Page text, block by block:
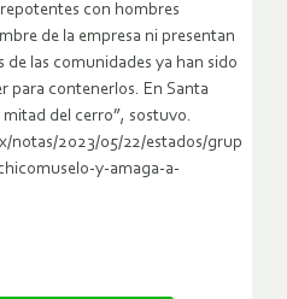
con hombres
de la empresa ni presentan
las comunidades ya han sido
para contenerlos. En Santa
del cerro”, sostuvo.
2023/05/22/estados/grup
y-amaga-a-